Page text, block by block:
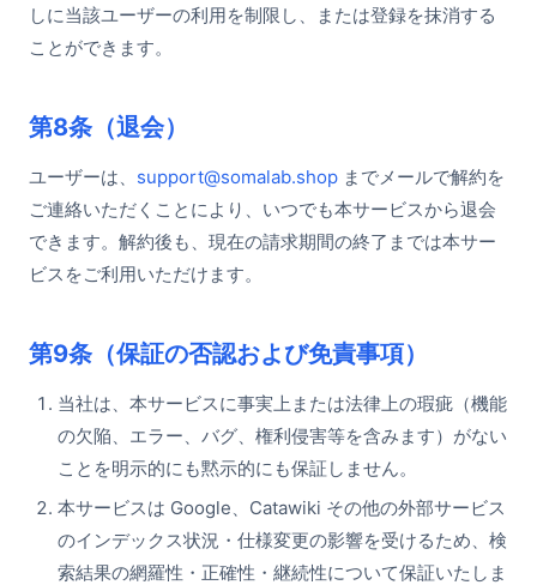
しに当該ユーザーの利用を制限し、または登録を抹消する
ことができます。
第8条（退会）
ユーザーは、 support@somalab.shop までメールで解約を
ご連絡いただくことにより、いつでも本サービスから退会
できます。解約後も、現在の請求期間の終了までは本サー
ビスをご利用いただけます。
第9条（保証の否認および免責事項）
当社は、本サービスに事実上または法律上の瑕疵（機能
の欠陥、エラー、バグ、権利侵害等を含みます）がない
ことを明示的にも黙示的にも保証しません。
本サービスは Google、Catawiki その他の外部サービス
のインデックス状況・仕様変更の影響を受けるため、検
索結果の網羅性・正確性・継続性について保証いたしま